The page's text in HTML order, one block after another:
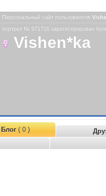
Персональный сайт пользователя
портрет № 971716 зарегистрирован
Vishen*ka
Блог( 0 )